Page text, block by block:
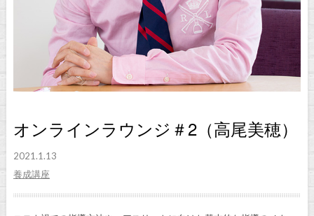
オンラインラウンジ＃2（高尾美穂）
2021.1.13
養成講座